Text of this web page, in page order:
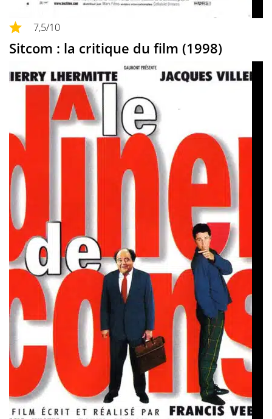
7,5/10
Sitcom : la critique du film (1998)